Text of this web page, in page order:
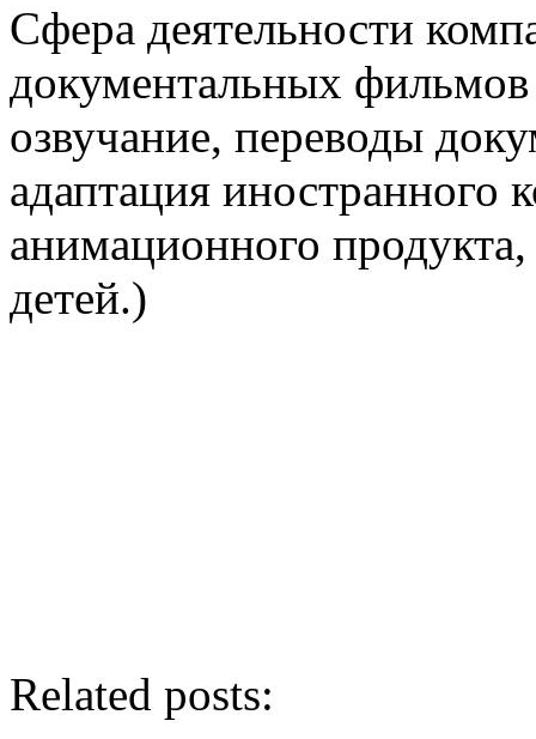
Сфера деятельности
документальных
озвучание, переводы
адаптация иностранного
анимационного
детей.)
Related posts: